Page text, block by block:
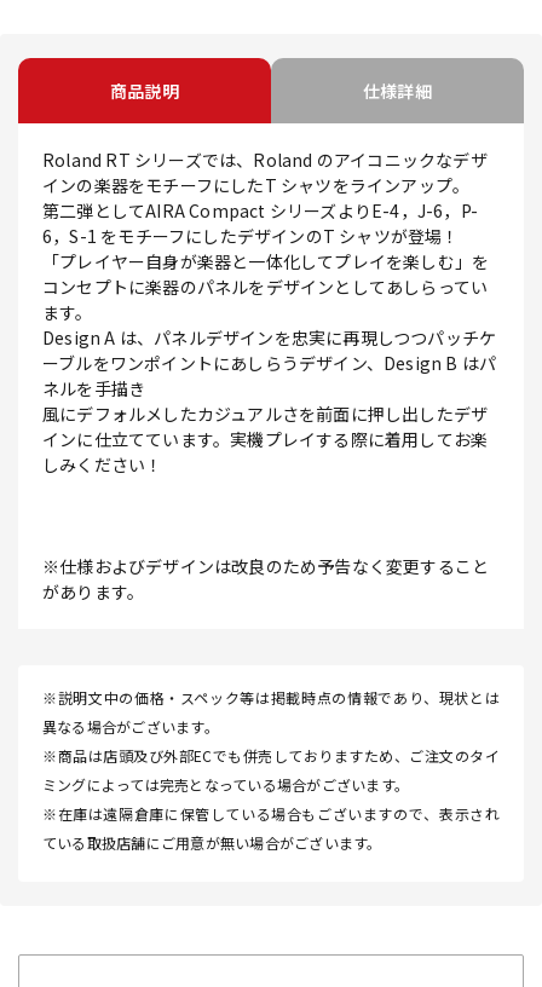
商品説明 仕様詳細
Roland RT シリーズでは、Roland のアイコニックなデザ
インの楽器をモチーフにしたT シャツをラインアップ。
第二弾としてAIRA Compact シリーズよりE-4，J-6，P-
6，S-1 をモチーフにしたデザインのT シャツが登場！
「プレイヤー自身が楽器と一体化してプレイを楽しむ」を
コンセプトに楽器のパネルをデザインとしてあしらってい
ます。
Design A は、パネルデザインを忠実に再現しつつパッチケ
ーブルをワンポイントにあしらうデザイン、Design B はパ
ネルを手描き
風にデフォルメしたカジュアルさを前面に押し出したデザ
インに仕立てています。実機プレイする際に着用してお楽
しみください！
※仕様およびデザインは改良のため予告なく変更すること
があります。
※説明文中の価格・スペック等は掲載時点の情報であり、現状とは
異なる場合がございます。
※商品は店頭及び外部ECでも併売しておりますため、ご注文のタイ
ミングによっては完売となっている場合がございます。
※在庫は遠隔倉庫に保管している場合もございますので、表示され
ている取扱店舗にご用意が無い場合がございます。